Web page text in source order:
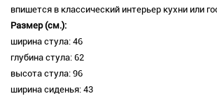
впишется в классический интерьер кухни или
Размер (см.):
ширина стула: 46
глубина стула: 62
высота стула: 96
ширина сиденья: 43